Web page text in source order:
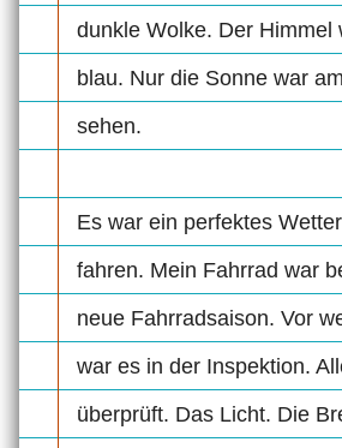
dunkle Wolke. Der Himmel
blau. Nur die Sonne war
sehen.
Es war ein perfektes
fahren. Mein Fahrrad war
neue Fahrradsaison. Vor
war es in der Inspektion.
überprüft. Das Licht. Die